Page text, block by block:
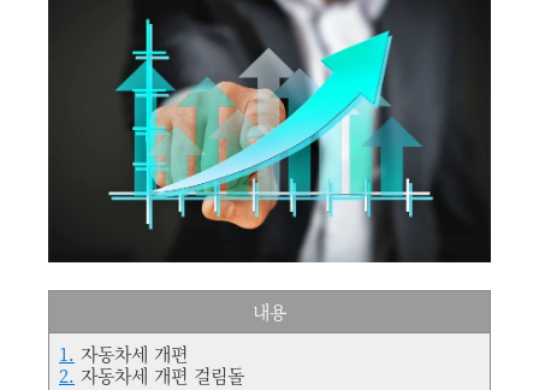
내용
1. 자동차세 개편
2. 자동차세 개편 걸림돌